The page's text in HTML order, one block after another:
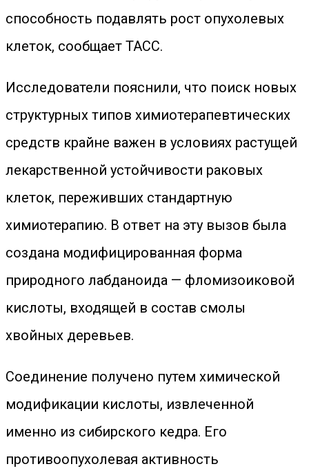
способность подавлять рост опухолевых
клеток, сообщает ТАСС.
Исследователи пояснили, что поиск новых
структурных типов химиотерапевтических
средств крайне важен в условиях растущей
лекарственной устойчивости раковых
клеток, переживших стандартную
химиотерапию. В ответ на эту вызов была
создана модифицированная форма
природного лабданоида — фломизоиковой
кислоты, входящей в состав смолы
хвойных деревьев.
Соединение получено путем химической
модификации кислоты, извлеченной
именно из сибирского кедра. Его
противоопухолевая активность